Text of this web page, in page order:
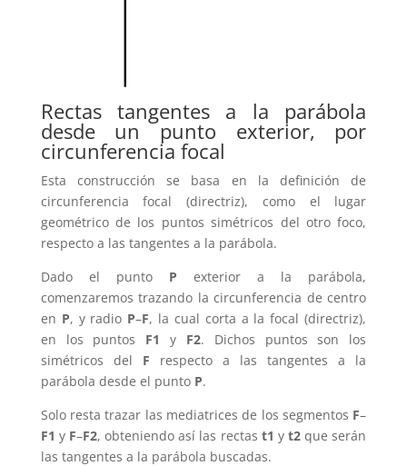
Rectas tangentes a la parábola
desde un punto exterior, por
circunferencia focal
Esta construcción se basa en la definición de
circunferencia focal (directriz), como el lugar
geométrico de los puntos simétricos del otro foco,
respecto a las tangentes a la parábola.
Dado el punto P exterior a la parábola,
comenzaremos trazando la circunferencia de centro
en P, y radio P–F, la cual corta a la focal (directriz),
en los puntos F1 y F2. Dichos puntos son los
simétricos del F respecto a las tangentes a la
parábola desde el punto P.
Solo resta trazar las mediatrices de los segmentos F–
F1 y F–F2, obteniendo así las rectas t1 y t2que serán
las tangentes a la parábola buscadas.